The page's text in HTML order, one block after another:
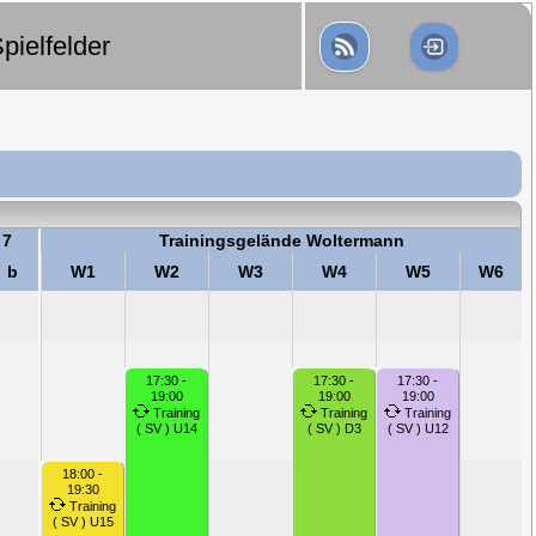
Trainingsgelände Woltermann
b
W1 W2 W3 W4 W5 W6
17:30 -
19:00
Training
( SV ) U14
17:30 -
19:00
Training
( SV ) D3
17:30 -
19:00
Training
( SV ) U12
18:00 -
19:30
Training
( SV ) U15